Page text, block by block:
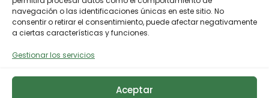
navegación o las identificaciones únicas en este sitio. No
consentir o retirar el consentimiento, puede afectar negativamente
a ciertas características y funciones.
Gestionar los servicios
Aceptar